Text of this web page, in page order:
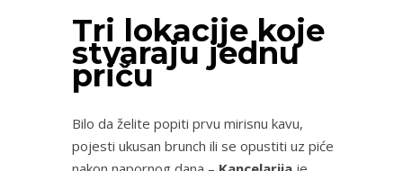
Tri lokacije koje
stvaraju jednu
priču
Bilo da želite popiti prvu mirisnu kavu,
pojesti ukusan brunch ili se opustiti uz piće